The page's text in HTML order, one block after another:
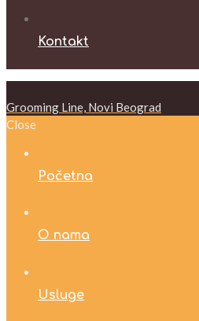
Kontakt
Grooming Line, Novi Beograd
Close
Početna
O nama
Usluge